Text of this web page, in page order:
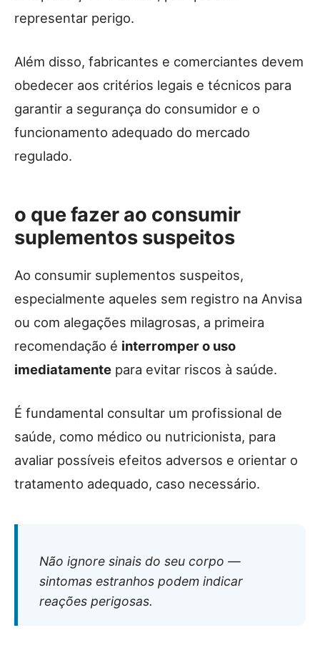
representar perigo.
Além disso, fabricantes e comerciantes devem
obedecer aos critérios legais e técnicos para
garantir a segurança do consumidor e o
funcionamento adequado do mercado
regulado.
o que fazer ao consumir
suplementos suspeitos
Ao consumir suplementos suspeitos,
especialmente aqueles sem registro na Anvisa
ou com alegações milagrosas, a primeira
recomendação é interromper o uso
imediatamente para evitar riscos à saúde.
É fundamental consultar um profissional de
saúde, como médico ou nutricionista, para
avaliar possíveis efeitos adversos e orientar o
tratamento adequado, caso necessário.
Não ignore sinais do seu corpo —
sintomas estranhos podem indicar
reações perigosas.